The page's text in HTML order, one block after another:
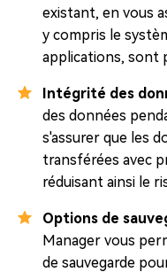
existant, en vous
y compris le
applications, sont
Intégrité des
des données
s'assurer que les
transférées avec
réduisant ainsi le
Options de
Manager vous
de sauvegarde